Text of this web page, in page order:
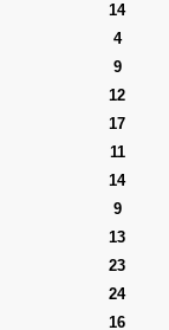
14
4
9
12
17
11
14
9
13
23
24
16